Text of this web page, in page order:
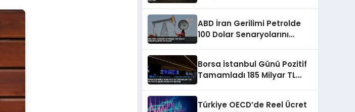
ABD İran Gerilimi Petrolde
100 Dolar Senaryolarını
Borsa İstanbul Günü Pozitif
Tamamladı 185 Milyar TL
Türkiye OECD’de Reel Ücret